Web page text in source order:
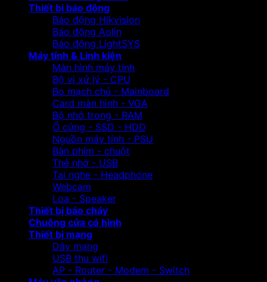
Thiết bị báo động
Báo động Hikvision
Báo động Aolin
Báo động LightSYS
Máy tính & Linh kiện
Màn hình máy tính
Bộ vi xử lý - CPU
Bo mạch chủ - Mainboard
Card màn hình - VGA
Bộ nhớ trong - RAM
Ổ cứng - SSD - HDD
Nguồn máy tính - PSU
Bàn phím - chuột
Thẻ nhớ - USB
Tai nghe - Headphone
Webcam
Loa - Speaker
Thiết bị báo cháy
Chuông cửa có hình
Thiết bị mạng
Dây mạng
USB thu wifi
AP - Router - Modem - Switch